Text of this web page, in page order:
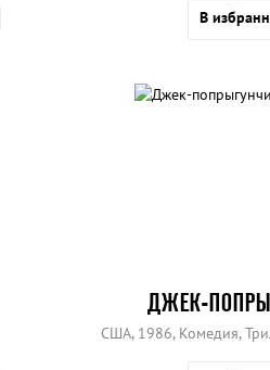
В
ДЖЕК-
США, 1986, Комедия,